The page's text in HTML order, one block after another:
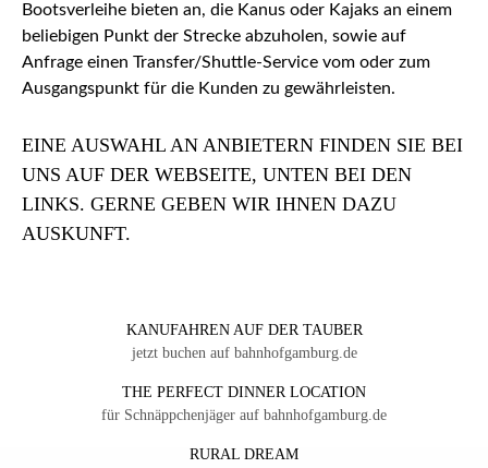
Bootsverleihe bieten an, die Kanus oder Kajaks an einem
beliebigen Punkt der Strecke abzuholen, sowie auf
Anfrage einen Transfer/Shuttle-Service vom oder zum
Ausgangspunkt für die Kunden zu gewährleisten.
EINE AUSWAHL AN ANBIETERN FINDEN SIE BEI
UNS AUF DER WEBSEITE, UNTEN BEI DEN
LINKS. GERNE GEBEN WIR IHNEN DAZU
AUSKUNFT.
KANUFAHREN AUF DER TAUBER
jetzt buchen auf bahnhofgamburg.de
THE PERFECT DINNER LOCATION
für Schnäppchenjäger auf bahnhofgamburg.de
RURAL DREAM